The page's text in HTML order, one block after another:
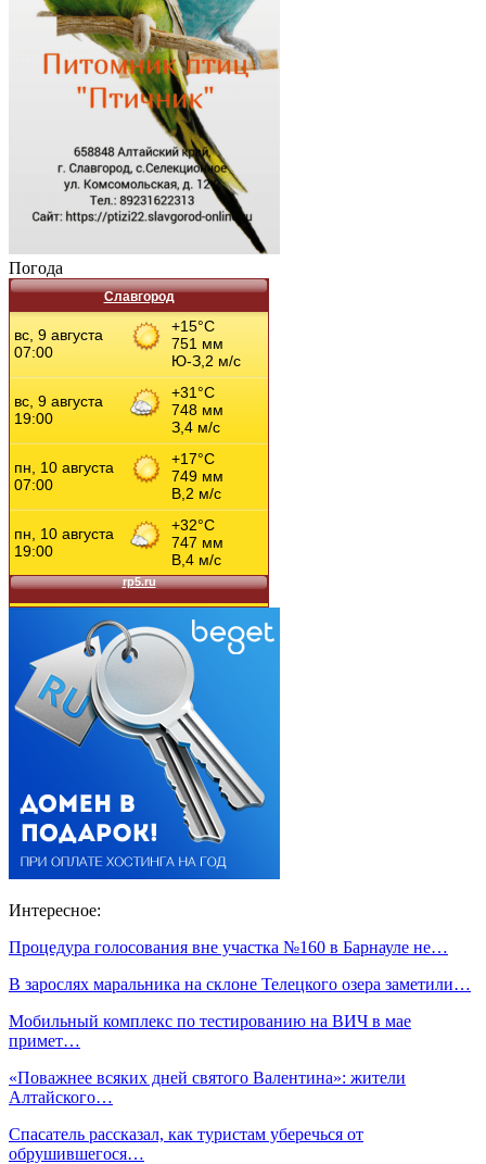
Погода
Славгород
Интересное:
Процедура голосования вне участка №160 в Барнауле не…
В зарослях маральника на склоне Телецкого озера заметили…
Мобильный комплекс по тестированию на ВИЧ в мае
примет…
«Поважнее всяких дней святого Валентина»: жители
Алтайского…
Спасатель рассказал, как туристам уберечься от
обрушившегося…